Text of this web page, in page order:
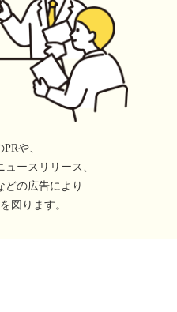
や、
ースリリース、
どの広告により
図ります。